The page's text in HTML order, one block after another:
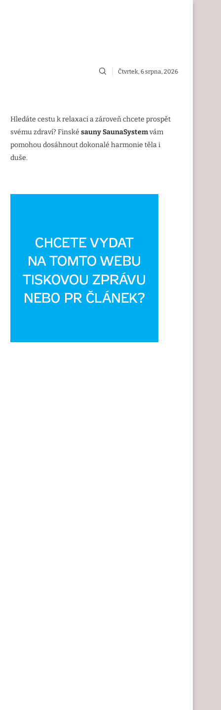
Čtvrtek, 6 srpna, 2026
Hledáte cestu k relaxaci a zároveň chcete prospět
svému zdraví? Finské sauny SaunaSystemvám
pomohou dosáhnout dokonalé harmonie těla i
duše.